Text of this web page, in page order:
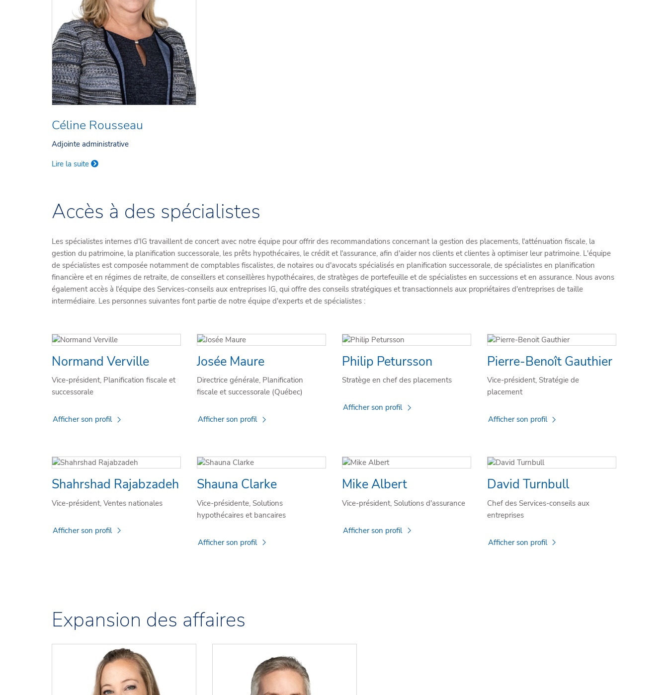
Céline Rousseau
Adjointe administrative
Lire la suite
Accès à des spécialistes
Les spécialistes internes d'IG travaillent de concert avec notre équipe pour offrir des recommandations concernant la gestion des placements, l'atténuation fiscale, la
gestion du patrimoine, la planification successorale, les prêts hypothécaires, le crédit et l'assurance, afin d'aider nos clients et clientes à optimiser leur patrimoine. L'équipe
de spécialistes est composée notamment de comptables fiscalistes, de notaires ou d'avocats spécialisés en planification successorale, de spécialistes en planification
financière et en régimes de retraite, de conseillers et conseillères hypothécaires, de stratèges de portefeuille et de spécialistes en successions et en assurance. Nous avons
également accès à l'équipe des Services-conseils aux entreprises IG, qui offre des conseils stratégiques et transactionnels aux propriétaires d'entreprises de taille
intermédiaire. Les personnes suivantes font partie de notre équipe d'experts et de spécialistes :
Normand Verville
Vice-président, Planification fiscale et
successorale
Afficher son profil
Josée Maure
Directrice générale, Planification
fiscale et successorale (Québec)
Afficher son profil
Philip Petursson
Stratège en chef des placements
Afficher son profil
Pierre-Benoît Gauthier
Vice-président, Stratégie de
placement
Afficher son profil
Shahrshad Rajabzadeh
Vice-président, Ventes nationales
Afficher son profil
Shauna Clarke
Vice-présidente, Solutions
hypothécaires et bancaires
Afficher son profil
Mike Albert
Vice-président, Solutions d'assurance
Afficher son profil
David Turnbull
Chef des Services-conseils aux
entreprises
Afficher son profil
Expansion des affaires